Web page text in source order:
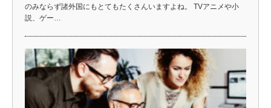
のみならず諸外国にもとてもたくさんいますよね。 TVアニメや小
説、ゲー…